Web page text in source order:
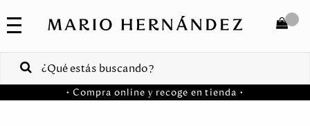
COLECCIONES
VENTAS
CORPORATIVAS COMPRAR
• Compra online y recoge en tienda •